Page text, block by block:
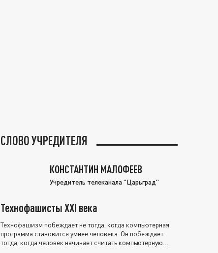
СЛОВО УЧРЕДИТЕЛЯ
КОНСТАНТИН МАЛОФЕЕВ
Учредитель телеканала "Царьград"
Технофашисты XXI века
Технофашизм побеждает не тогда, когда компьютерная
программа становится умнее человека. Он побеждает
тогда, когда человек начинает считать компьютерную